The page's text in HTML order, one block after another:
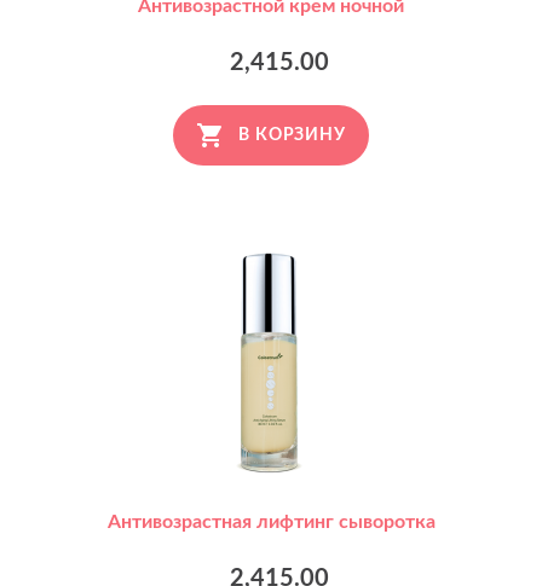
Антивозрастной крем ночной
2,415.00
В КОРЗИНУ
Антивозрастная лифтинг сыворотка
2,415.00